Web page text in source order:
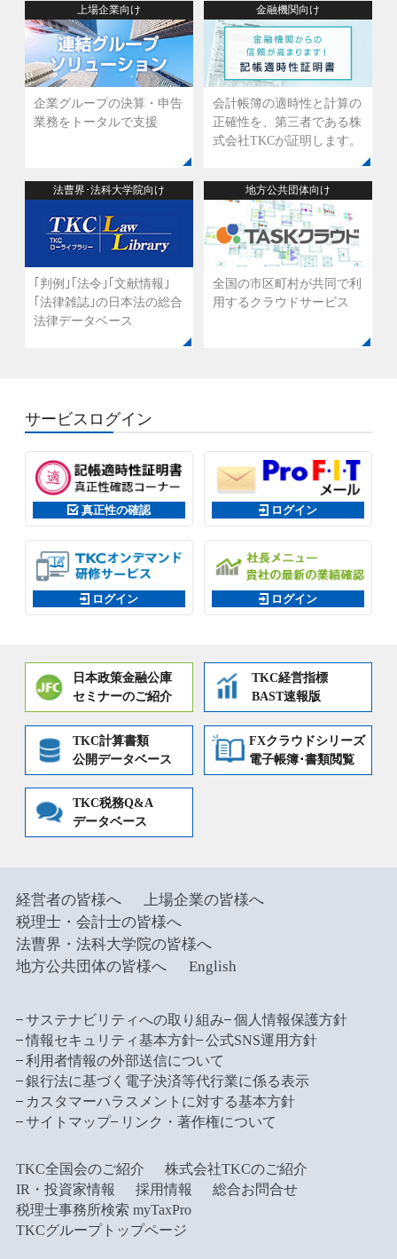
上場企業向け
企業グループの決算・申告
業務を トータルで支援
金融機関向け
会計帳簿の適時性と計算の
正確性を、 第三者である株
式会社TKCが証明します。
法曹界･法科大学院向け
｢判例｣｢法令｣｢文献情報｣
｢法律雑誌｣の日本法の総合
法律データベース
地方公共団体向け
全国の市区町村が共同で利
用する クラウドサービス
サービスログイン
真正性の確認 ログイン
ログイン ログイン
日本政策金融公庫
セミナーのご紹介
TKC経営指標
BAST速報版
TKC計算書類
公開データベース
FXクラウドシリーズ
電子帳簿･書類閲覧
TKC税務Q&A
データベース
経営者の皆様へ
上場企業の皆様へ
税理士・会計士の皆様へ
法曹界・法科大学院の皆様へ
地方公共団体の皆様へ
English
サステナビリティへの取り組み
個人情報保護方針
情報セキュリティ基本方針
公式SNS運用方針
利用者情報の外部送信について
銀行法に基づく電子決済等代行業に係る表示
カスタマーハラスメントに対する基本方針
サイトマップ
リンク・著作権について
TKC全国会のご紹介
株式会社TKCのご紹介
IR・投資家情報
採用情報
総合お問合せ
税理士事務所検索 myTaxPro
TKCグループトップページ